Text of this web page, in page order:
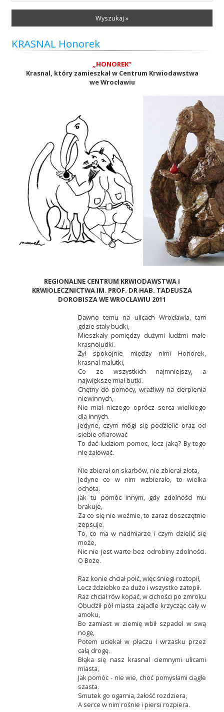
Wyszukaj »
KRASNAL Honorek
„HONOREK”
Krasnal, który zamieszkał w Centrum Krwiodawstwa
we Wrocławiu
REGIONALNE CENTRUM KRWIODAWSTWA I
KRWIOLECZNICTWA IM. PROF. DR HAB. TADEUSZA
DOROBISZA WE WROCŁAWIU 2011
Dawno temu na ulicach Wrocławia, tam
gdzie stały budki,
Mieszkały pomiędzy dużymi ludźmi małe
krasnoludki.
Żył spokojnie między nimi Honorek,
krasnal malutki,
Co ze wszystkich najmniejszy, a
największe miał butki.
Chętny do pomocy, wrażliwy na cierpienia
niewinnych,
Nie miał niczego oprócz serca wielkiego
dla innych.
Jedyne, czym mógł się podzielić oraz od
siebie ofiarować
To dać ludziom pomoc, lecz jaką? By tego
nie żałować.
Nie zbierał on skarbów, nie zbierał złota,
Jedyne co w nim wzbierało, to wielka
ochota.
Jak tu pomóc innym, gdy zdolności mu
brakuje,
Za co się nie weźmie, to zaraz doszczętnie
zepsuje.
To, co ma w nadmiarze i czym dzielić się
może,
Nic nie jest warte bez odrobiny zdolności.
O Boże.
Raz konie chciał poić, więc śniegi roztopił,
Lecz ździebko za dużo i wszystko zatopił.
Raz chciał rów kopać, w cichości po zmroku
Obudził pół miasta zajadle krzycząc cały w
amoku,
Bo zamiast w ziemię wbił szpadel w swą
nogę,
Potem uciekał w płaczu i wrzasku przez
całą drogę.
Błąka się nasz krasnal ciemnymi ulicami
miasta,
Jak pomóc - nie wie, choć pomysłami ciągle
szasta.
Smutek go ogarnia, żałość rozdziera,
A serce w nim rośnie i piersi rozpiera.